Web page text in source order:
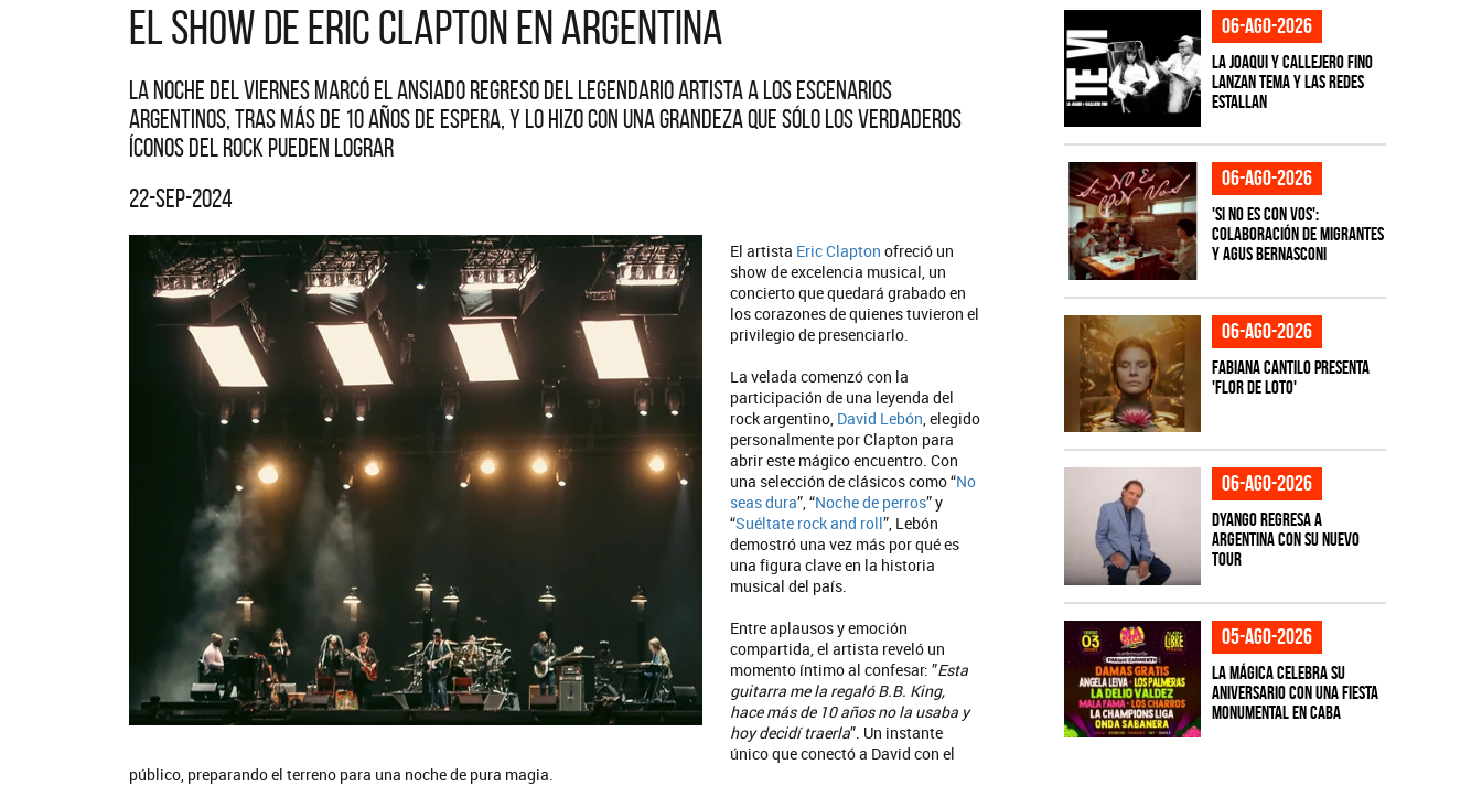
El show de Eric Clapton en Argentina
La noche del viernes marcó el ansiado regreso del legendario artista a los escenarios
argentinos, tras más de 10 años de espera, y lo hizo con una grandeza que sólo los verdaderos
íconos del rock pueden lograr
22-sep-2024
El artista Eric Clapton ofreció un
show de excelencia musical, un
concierto que quedará grabado en
los corazones de quienes tuvieron el
privilegio de presenciarlo.
La velada comenzó con la
participación de una leyenda del
rock argentino, David Lebón, elegido
personalmente por Clapton para
abrir este mágico encuentro. Con
una selección de clásicos como “No
seas dura”, “Noche de perros” y
“Suéltate rock and roll”, Lebón
demostró una vez más por qué es
una figura clave en la historia
musical del país.
Entre aplausos y emoción
compartida, el artista reveló un
momento íntimo al confesar: ”Esta
guitarra me la regaló B.B. King,
hace más de 10 años no la usaba y
hoy decidí traerla”. Un instante
único que conectó a David con el
público, preparando el terreno para una noche de pura magia.
06-ago-2026
La Joaqui y Callejero Fino
lanzan tema y las redes
estallan
06-ago-2026
'Si No Es Con Vos':
colaboración de Migrantes
y Agus Bernasconi
06-ago-2026
Fabiana Cantilo presenta
'Flor de Loto'
06-ago-2026
Dyango regresa a
Argentina con su nuevo
tour
05-ago-2026
La Mágica celebra su
aniversario con una fiesta
monumental en CABA